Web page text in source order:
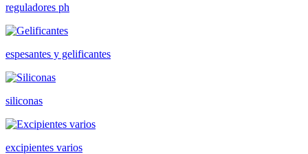
reguladores ph
espesantes y gelificantes
siliconas
excipientes varios